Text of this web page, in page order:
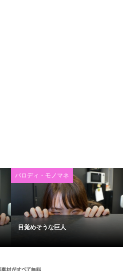
パロディ・モノマネ
目覚めそうな巨人